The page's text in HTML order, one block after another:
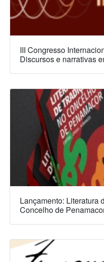
III Congresso
Discursos e narrativas
Lançamento: Literatura
Concelho de